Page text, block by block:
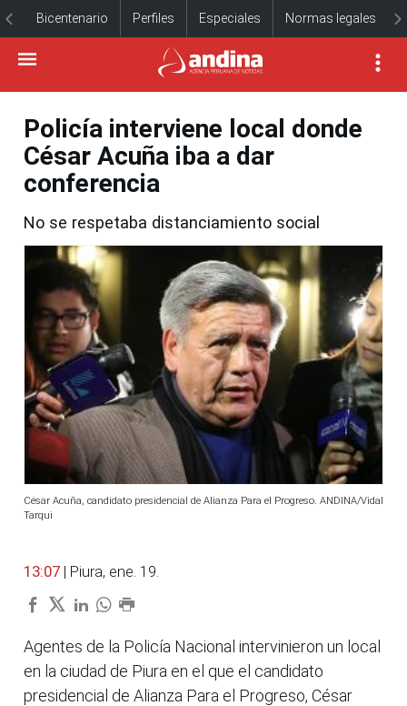
Bicentenario Perfiles Especiales Normas legales
Policía interviene local donde
César Acuña iba a dar
conferencia
No se respetaba distanciamiento social
César Acuña, candidato presidencial de Alianza Para el Progreso. ANDINA/Vidal
Tarqui
13:07 | Piura, ene. 19.
Agentes de la Policía Nacional intervinieron un local
en la ciudad de Piura en el que el candidato
presidencial de Alianza Para el Progreso, César